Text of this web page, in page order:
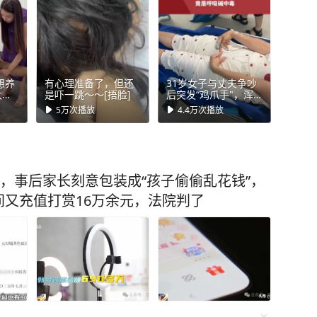
养
有心理准备了，但还
是吓一跳～～[捂脸]
5万次播放
31岁女子与丈夫争吵
后突发“鸡爪手"，浑
身针刺般发麻，还以
为中风 竟是呼吸碱中
4.4万次播放
后家长刻意包装成“孩子偷偷乱花钱”，
充值打赏16万余元，法院判了